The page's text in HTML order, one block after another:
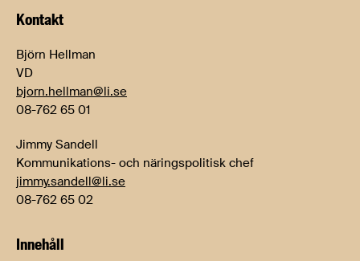
Kontakt
Björn Hellman
VD
bjorn.hellman@li.se
08-762 65 01
Jimmy Sandell
Kommunikations- och näringspolitisk chef
jimmy.sandell@li.se
08-762 65 02
Innehåll